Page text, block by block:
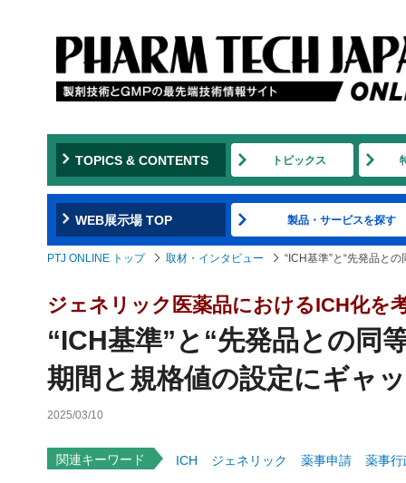
TOPICS & CONTENTS トピックス
WEB展示場 TOP 製品・サービスを探す
PTJ ONLINE トップ 取材・インタビュー “ICH基準”と“先発品と
ジェネリック医薬品におけるICH化を
“ICH基準”と“先発品との同
期間と規格値の設定にギャ
2025/03/10
関連キーワード ICH ジェネリック 薬事申請 薬事行